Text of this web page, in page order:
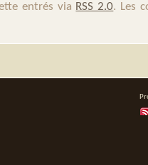
entrés via RSS 2.0. Les